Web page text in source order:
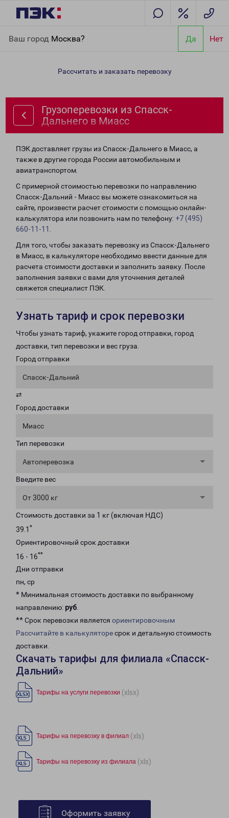
Ваш город Москва? Да Нет
Миасс
Рассчитать и заказать перевозку
Грузоперевозки из Спасск-
Дальнего в Миасс
ПЭК доставляет грузы из Спасск-Дальнего в Миасс, а
также в другие города России автомобильным и
авиатранспортом.
С примерной стоимостью перевозки по направлению
Спасск-Дальний - Миасс вы можете ознакомиться на
сайте, произвести расчет стоимости с помощью онлайн-
калькулятора или позвонить нам по телефону: +7 (495)
660-11-11
Для того, чтобы заказать перевозку из Спасск-Дальнего
в Миасс, в калькуляторе необходимо ввести данные для
расчета стоимости доставки и заполнить заявку. После
заполнения заявки с вами для уточнения деталей
свяжется специалист ПЭК.
Узнать тариф и срок перевозки
Чтобы узнать тариф, укажите город отправки, город
доставки, тип перевозки и вес груза.
Город отправки
Спасск-Дальний
⇄
Город доставки
Миасс
Тип перевозки
Автоперевозка
Введите вес
От 3000 кг
Стоимость доставки за 1 кг (включая НДС)
39.1 *
Ориентировочный срок доставки
16 - 16**
Дни отправки
пн, ср
* Минимальная стоимость доставки по выбранному
направлению: руб.
** Срок перевозки является ориентировочным
Рассчитайте в калькуляторесрок и детальную стоимость
доставки.
Скачать тарифы для филиала «Спасск-
Дальний»
Тарифы на услуги перевозки (xlsx)
Тарифы на перевозку в филиал (xls)
Тарифы на перевозку из филиала (xls)
Оформить заявку